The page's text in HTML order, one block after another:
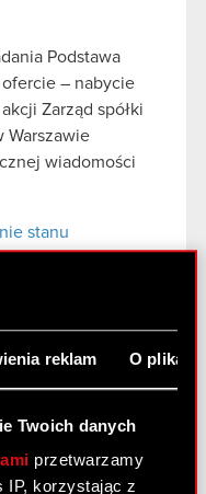
reklam O
Twoich danych
przetwarzamy
IP, korzystając z
Podstawa
ofercie – nabycie
Zarząd spółki
Warszawie
wiadomości
stanu